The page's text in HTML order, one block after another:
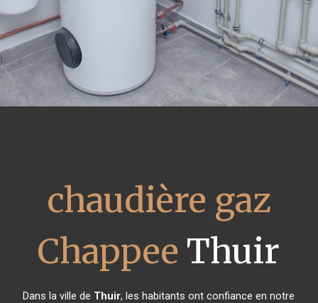
chaudière gaz
Chappee Thuir
Dans la ville de Thuir, les habitants ont confiance en notre